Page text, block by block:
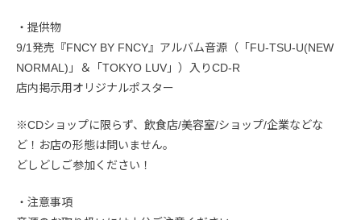
・提供物
9/1発売『FNCY BY FNCY』アルバム音源（「FU-TSU-U(NEW
NORMAL)」＆「TOKYO LUV」）入りCD-R
店内掲示用オリジナルポスター
※CDショップに限らず、飲食店/美容室/ショップ/企業などな
ど！お店の形態は問いません。
どしどしご参加ください！
・注意事項